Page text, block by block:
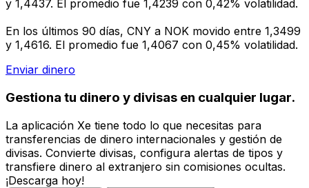
y 1,4437. El promedio fue 1,4239 con 0,42% volatilidad.
En los últimos 90 días, CNY a NOK movido entre 1,3499
y 1,4616. El promedio fue 1,4067 con 0,45% volatilidad.
Enviar dinero
Gestiona tu dinero y divisas en cualquier lugar.
La aplicación Xe tiene todo lo que necesitas para
transferencias de dinero internacionales y gestión de
divisas. Convierte divisas, configura alertas de tipos y
transfiere dinero al extranjero sin comisiones ocultas.
¡Descarga hoy!